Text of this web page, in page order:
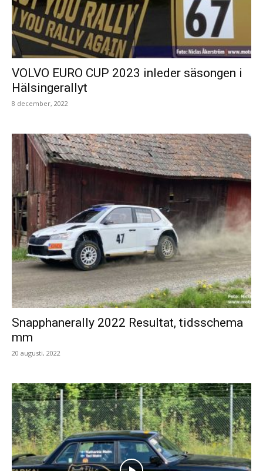
VOLVO EURO CUP 2023 inleder säsongen i
Hälsingerallyt
8 december, 2022
Snapphanerally 2022 Resultat, tidsschema
mm
20 augusti, 2022